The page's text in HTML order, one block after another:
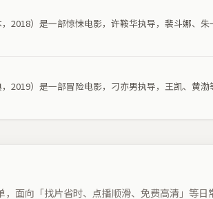
2018）是一部惊悚电影，许鞍华执导，裴斗娜、
2019）是一部冒险电影，刁亦男执导，王凯、黄
，面向「找片省时、点播顺滑、免费高清」等